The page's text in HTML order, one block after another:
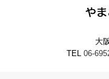
大
TEL 06-